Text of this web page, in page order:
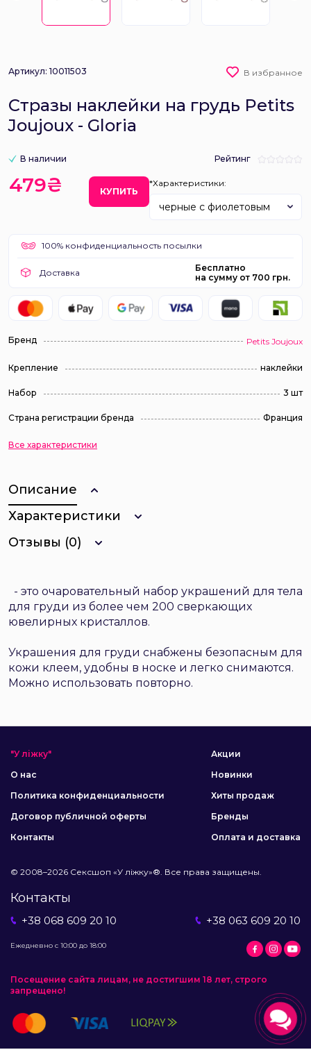
Артикул: 10011503 В избранное
Стразы наклейки на грудь Petits
Joujoux - Gloria
В наличии Рейтинг
479₴ КУПИТЬ
*Характеристики:
черные с фиолетовым
100% конфиденциальность посылки
Доставка
Бесплатно
на сумму от 700 грн.
Бренд Petits Joujoux
Крепление наклейки
Набор 3 шт
Страна регистрации бренда Франция
Все характеристики
Описание
Характеристики
Отзывы (0)
- это очаровательный набор украшений для тела
для груди из более чем 200 сверкающих
ювелирных кристаллов.
Украшения для груди снабжены безопасным для
кожи клеем, удобны в носке и легко снимаются.
Можно использовать повторно.
"У ліжку"
О нас
Политика конфиденциальности
Договор публичной оферты
Контакты
Акции
Новинки
Хиты продаж
Бренды
Оплата и доставка
© 2008–2026 Сексшоп «У ліжку»®. Все права защищены.
Контакты
+38 068 609 20 10 +38 063 609 20 10
Ежедневно с 10:00 до 18:00
Посещение сайта лицам, не достигшим 18 лет, строго
запрещено!